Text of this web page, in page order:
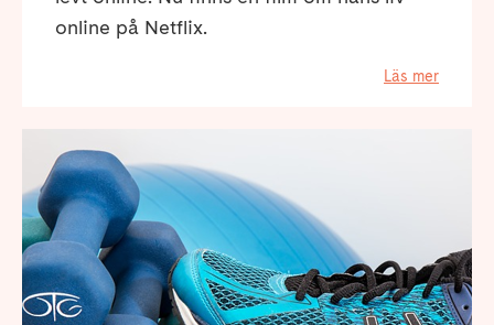
online på Netflix.
Läs mer